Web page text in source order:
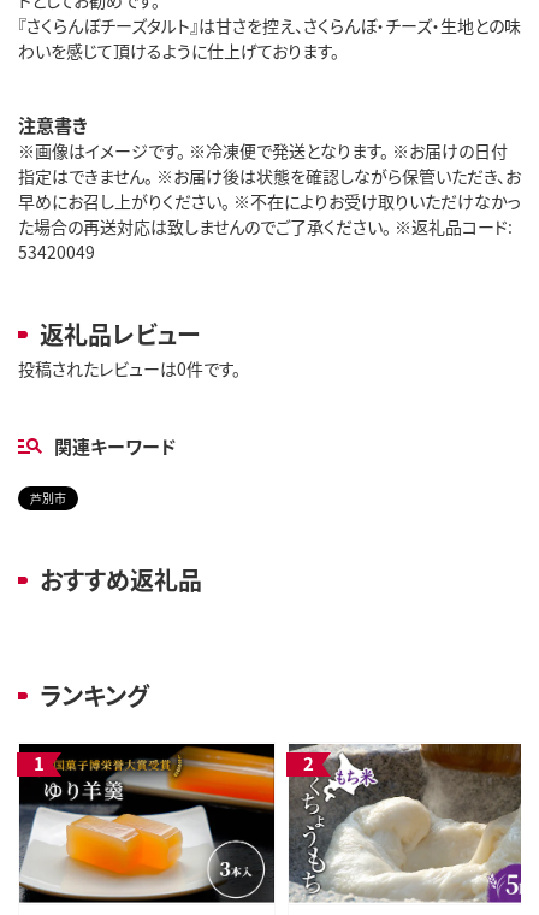
『さくらんぼチーズタルト』は甘さを控え、さくらんぼ・チーズ・生地との味
わいを感じて頂けるように仕上げております。
注意書き
※画像はイメージです。 ※冷凍便で発送となります。 ※お届けの日付
指定はできません。 ※お届け後は状態を確認しながら保管いただき、お
早めにお召し上がりください。 ※不在によりお受け取りいただけなかっ
た場合の再送対応は致しませんのでご了承ください。 ※返礼品コード:
53420049
返礼品レビュー
投稿されたレビューは0件です。
関連キーワード
芦別市
おすすめ返礼品
ランキング